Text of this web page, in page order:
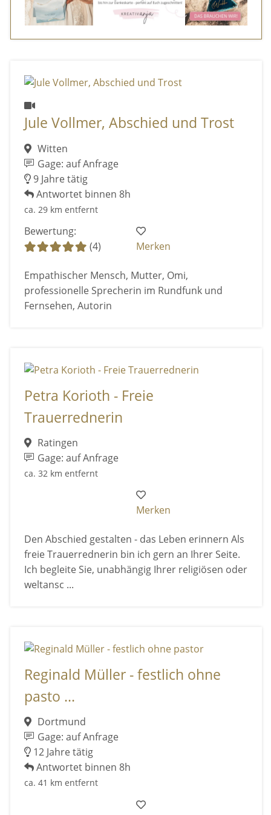
Jule Vollmer, Abschied und Trost
Witten
Gage: auf Anfrage
9 Jahre tätig
Antwortet binnen 8h
ca. 29 km entfernt
Bewertung:
(4)
Merken
Empathischer Mensch, Mutter, Omi,
professionelle Sprecherin im Rundfunk und
Fernsehen, Autorin
Petra Korioth - Freie
Trauerrednerin
Ratingen
Gage: auf Anfrage
ca. 32 km entfernt
Merken
Den Abschied gestalten - das Leben erinnern Als
freie Trauerrednerin bin ich gern an Ihrer Seite.
Ich begleite Sie, unabhängig Ihrer religiösen oder
weltansc ...
Reginald Müller - festlich ohne
pasto ...
Dortmund
Gage: auf Anfrage
12 Jahre tätig
Antwortet binnen 8h
ca. 41 km entfernt